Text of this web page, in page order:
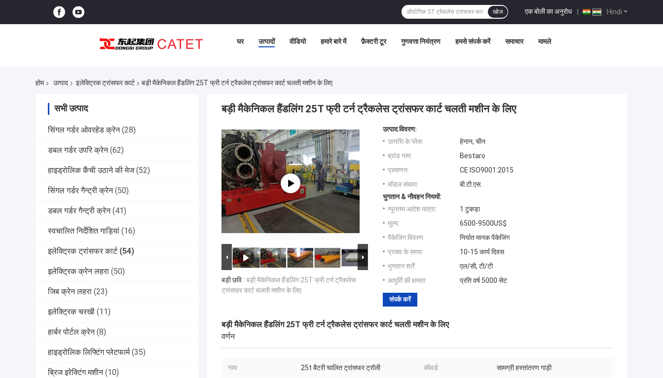
Hindi
एक बोली का अनुरोध |
खोज
घर उत्पादों वीडियो हमारे बारे में फ़ैक्टरी टूर गुणवत्ता नियंत्रण हमसे संपर्क करें समाचार मामले
होम उत्पाद इलेक्ट्रिक ट्रांसफर कार्ट बड़ी मैकेनिकल हैंडलिंग 25T फ्री टर्न ट्रैकलेस ट्रांसफर कार्ट चलती मशीन के लिए
सभी उत्पाद
सिंगल गर्डर ओवरहेड क्रेन (28)
डबल गर्डर उपरि क्रेन (62)
हाइड्रोलिक कैंची उठाने की मेज (52)
सिंगल गर्डर गैन्ट्री क्रेन (50)
डबल गर्डर गैन्ट्री क्रेन (41)
स्वचालित निर्देशित गाड़ियां (16)
इलेक्ट्रिक ट्रांसफर कार्ट (54)
इलेक्ट्रिक क्रेन लहरा (50)
जिब क्रेन लहरा (23)
इलेक्ट्रिक चरखी (11)
हार्बर पोर्टल क्रेन (8)
हाइड्रोलिक लिफ्टिंग प्लेटफार्म (35)
ब्रिज इरेक्टिंग मशीन (10)
बड़ी मैकेनिकल हैंडलिंग 25T फ्री टर्न ट्रैकलेस ट्रांसफर कार्ट चलती मशीन के लिए
बड़ी छवि : बड़ी मैकेनिकल हैंडलिंग 25T फ्री टर्न ट्रैकलेस
ट्रांसफर कार्ट चलती मशीन के लिए
उत्पाद विवरण:
उत्पत्ति के प्लेस:
हेनान, चीन
ब्रांड नाम:
Bestaro
प्रमाणन:
CE ISO9001:2015
मॉडल संख्या:
बी.टी.एस.
भुगतान & नौवहन नियमों:
न्यूनतम आदेश मात्रा:
1 टुकड़ा
मूल्य:
6500-9500US$
पैकेजिंग विवरण:
निर्यात मानक पैकेजिंग
प्रसव के समय:
10-15 कार्य दिवस
भुगतान शर्तें:
एल/सी, टी/टी
आपूर्ति की क्षमता:
प्रति वर्ष 5000 सेट
संपर्क करें
बड़ी मैकेनिकल हैंडलिंग 25T फ्री टर्न ट्रैकलेस ट्रांसफर कार्ट चलती मशीन के लिए
वर्णन
नाम: 25t बैटरी चालित ट्रांसफर ट्रॉली कीवर्ड: सामग्री हस्तांतरण गाड़ी